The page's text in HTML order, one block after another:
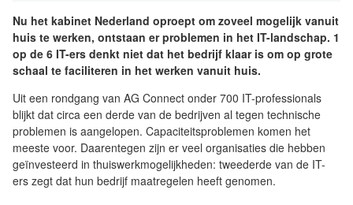
Nu het kabinet Nederland oproept om zoveel mogelijk vanuit
huis te werken, ontstaan er problemen in het IT-landschap. 1
op de 6 IT-ers denkt niet dat het bedrijf klaar is om op grote
schaal te faciliteren in het werken vanuit huis.
Uit een rondgang van AG Connect onder 700 IT-professionals
blijkt dat circa een derde van de bedrijven al tegen technische
problemen is aangelopen. Capaciteitsproblemen komen het
meeste voor. Daarentegen zijn er veel organisaties die hebben
geïnvesteerd in thuiswerkmogelijkheden: tweederde van de IT-
ers zegt dat hun bedrijf maatregelen heeft genomen.